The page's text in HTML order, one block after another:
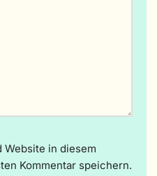
Website in diesem
Kommentar speichern.